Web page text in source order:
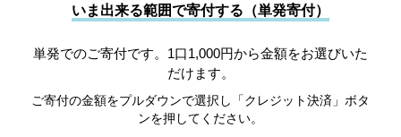
いま出来る範囲で寄付する（単発寄付）
単発でのご寄付です。1口1,000円から金額をお選びいた
だけます。
ご寄付の金額をプルダウンで選択し「クレジット決済」ボタ
ンを押してください。